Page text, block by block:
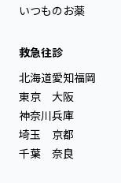
いつものお薬
救急往診
北海道
東京
神奈川
埼玉
千葉
愛知
大阪
兵庫
京都
奈良
福岡